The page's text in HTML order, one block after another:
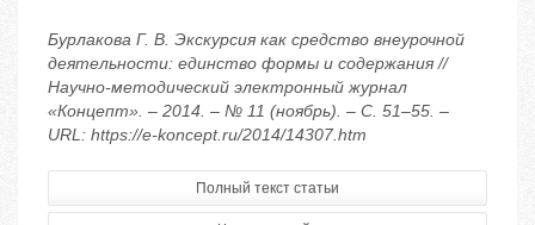
Бурлакова Г. В. Экскурсия как средство внеурочной
деятельности: единство формы и содержания //
Научно-методический электронный журнал
«Концепт». – 2014. – № 11 (ноябрь). – С. 51–55. –
URL: https://e-koncept.ru/2014/14307.htm
Полный текст статьи